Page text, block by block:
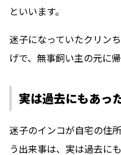
といいます。
迷子になっていたクリン
げで、無事飼い主の元に
実は過去にもあっ
迷子のインコが自宅の住
う出来事は、実は過去に